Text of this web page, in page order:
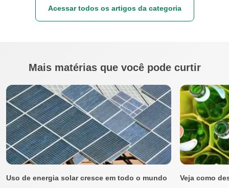
Acessar todos os artigos da categoria
Mais matérias que você pode curtir
Uso de energia solar cresce em todo o mundo Veja como